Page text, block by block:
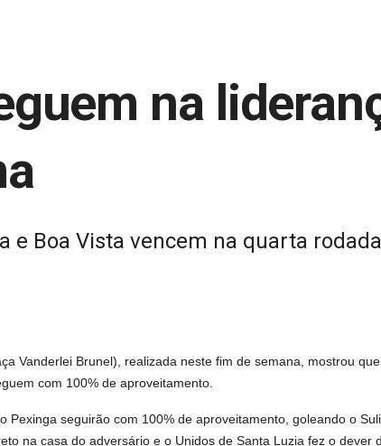
na
e Boa Vista vencem na quarta
Vanderlei Brunel), realizada neste fim de semana, mostrou
com 100% de aproveitamento.
seguirão com 100% de aproveitamento, goleando o
na casa do adversário e o Unidos de Santa Luzia fez o dever